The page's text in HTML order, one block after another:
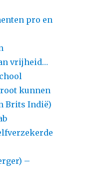
pro en
vrijheid…
kunnen
Brits Indië)
–